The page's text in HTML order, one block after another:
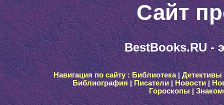
Сайт
BestBooks.RU -
Навигация по сайту : Библиотека|Детективы
Библиография| Писатели | Новости |
Гороскопы|